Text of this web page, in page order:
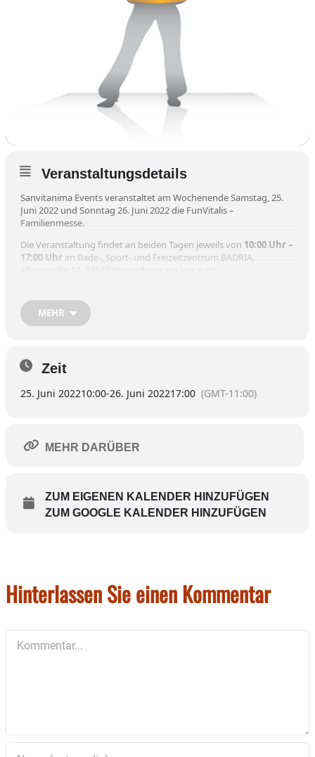
Veranstaltungsdetails
Sanvitanima Events veranstaltet am Wochenende Samstag, 25.
Juni 2022 und Sonntag 26. Juni 2022 die FunVitalis –
Familienmesse.
Die Veranstaltung findet an beiden Tagen jeweils von 10:00 Uhr –
17:00 Uhr im Bade-, Sport- und Freizeitzentrum BADRIA,
Bauen , Wohnen und Technik, Gesundheit, Ernährung, Angebote
für
Sport, Versicherungen, Vereine, Grüne Angebote…
MEHR
Zeit
25. Juni 202210:00-26. Juni 202217:00 (GMT-11:00)
MEHR DARÜBER
ZUM EIGENEN KALENDER HINZUFÜGEN
ZUM GOOGLE KALENDER HINZUFÜGEN
Hinterlassen Sie einen Kommentar